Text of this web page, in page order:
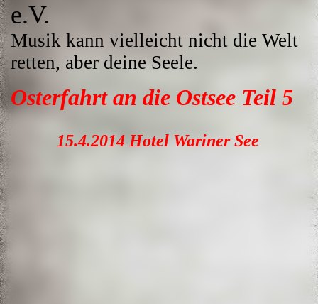
e.V.
Musik kann vielleicht nicht die Welt
retten, aber deine Seele.
Osterfahrt an die Ostsee Teil 5
15.4.2014 Hotel Wariner See